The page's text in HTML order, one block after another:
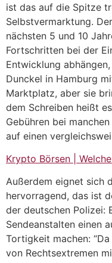
ist das auf die Spitze
Selbstvermarktung.
nächsten 5 und 10
Fortschritten bei der
Entwicklung
Dunckel in Hamburg
Marktplatz, aber sie
dem Schreiben heißt
Gebühren bei
auf einen
Krypto Börsen |
Außerdem eignet sich
hervorragend, das ist
der deutschen Polizei:
Sendeanstalten einen
Tortigkeit machen: “Da
von Rechtsextremen